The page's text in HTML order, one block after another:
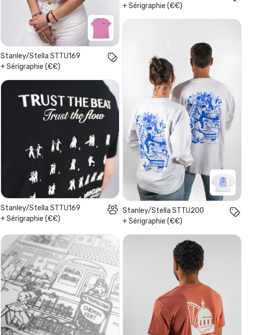
+ Sérigraphie (€€)
Stanley/Stella STTU169
+ Sérigraphie (€€)
Stanley/Stella STTU200
+ Sérigraphie (€€)
Stanley/Stella STTU169
+ Sérigraphie (€€)